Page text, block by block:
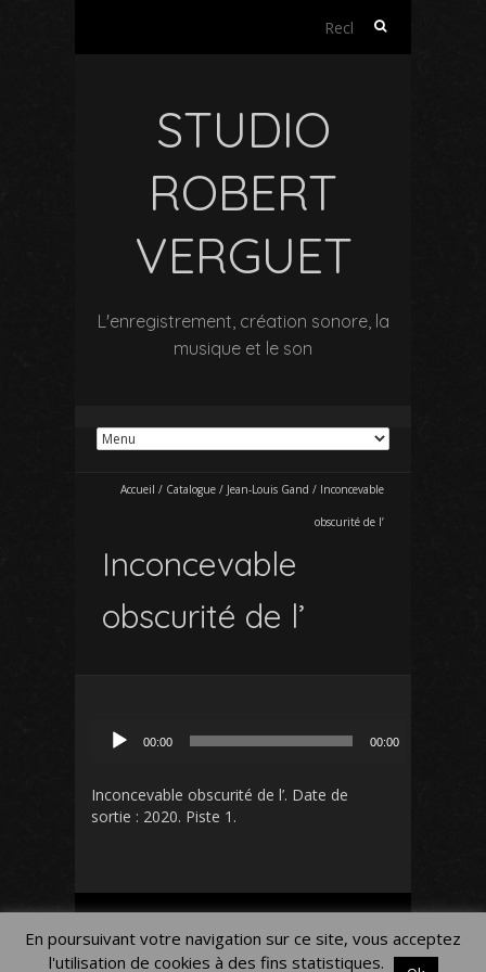
Rechercher :
STUDIO
ROBERT
VERGUET
L'enregistrement, création sonore, la
musique et le son
Accueil / Catalogue / Jean-Louis Gand / Inconcevable
obscurité de l’
Inconcevable
obscurité de l’
00:00 00:00
Inconcevable obscurité de l’. Date de
sortie : 2020. Piste 1.
Mentions légales
En poursuivant votre navigation sur ce site, vous acceptez
l'utilisation de cookies à des fins statistiques.